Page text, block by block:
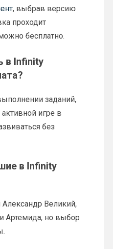
, выбрав версию
проходит
бесплатно.
в Infinity
заданий,
игре в
без
в Infinity
Великий,
Артемида, но выбор